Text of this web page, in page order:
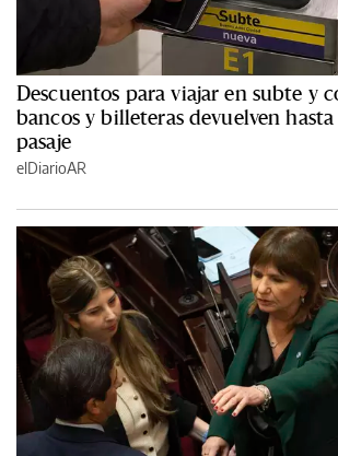
Descuentos para viajar en subte y
bancos y billeteras devuelven
pasaje
elDiarioAR